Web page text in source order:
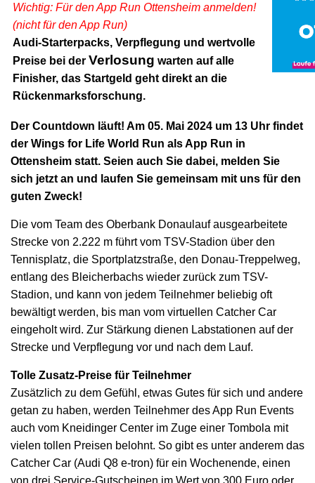
Wichtig: Für den App Run Ottensheim anmelden!
(nicht für den App Run)
Audi-Starterpacks, Verpflegung und wertvolle
Preise bei der Verlosung warten auf alle
Finisher, das Startgeld geht direkt an die
Rückenmarksforschung.
Der Countdown läuft! Am 05. Mai 2024 um 13 Uhr findet
der Wings for Life World Run als App Run in
Ottensheim statt. Seien auch Sie dabei, melden Sie
sich jetzt an und laufen Sie gemeinsam mit uns für den
guten Zweck!
Die vom Team des Oberbank Donaulauf ausgearbeitete
Strecke von 2.222 m führt vom TSV-Stadion über den
Tennisplatz, die Sportplatzstraße, den Donau-Treppelweg,
entlang des Bleicherbachs wieder zurück zum TSV-
Stadion, und kann von jedem Teilnehmer beliebig oft
bewältigt werden, bis man vom virtuellen Catcher Car
eingeholt wird. Zur Stärkung dienen Labstationen auf der
Strecke und Verpflegung vor und nach dem Lauf.
Tolle Zusatz-Preise für Teilnehmer
Zusätzlich zu dem Gefühl, etwas Gutes für sich und andere
getan zu haben, werden Teilnehmer des App Run Events
auch vom Kneidinger Center im Zuge einer Tombola mit
vielen tollen Preisen belohnt. So gibt es unter anderem das
Catcher Car (Audi Q8 e-tron) für ein Wochenende, einen
von drei Service-Gutscheinen im Wert von 300 Euro oder